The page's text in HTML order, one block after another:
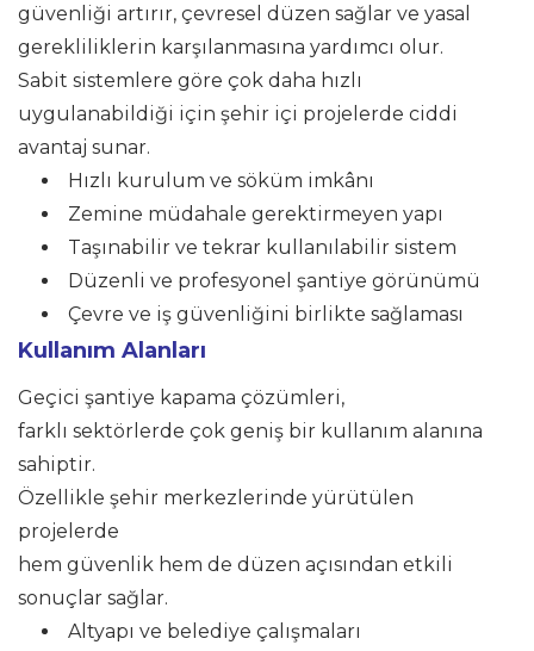
güvenliği artırır, çevresel düzen sağlar ve yasal
gerekliliklerin karşılanmasına yardımcı olur.
Sabit sistemlere göre çok daha hızlı
uygulanabildiği için şehir içi projelerde ciddi
avantaj sunar.
Hızlı kurulum ve söküm imkânı
Zemine müdahale gerektirmeyen yapı
Taşınabilir ve tekrar kullanılabilir sistem
Düzenli ve profesyonel şantiye görünümü
Çevre ve iş güvenliğini birlikte sağlaması
Kullanım Alanları
Geçici şantiye kapama çözümleri,
farklı sektörlerde çok geniş bir kullanım alanına
sahiptir.
Özellikle şehir merkezlerinde yürütülen
projelerde
hem güvenlik hem de düzen açısından etkili
sonuçlar sağlar.
Altyapı ve belediye çalışmaları